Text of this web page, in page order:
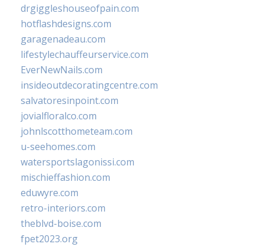
drgiggleshouseofpain.com
hotflashdesigns.com
garagenadeau.com
lifestylechauffeurservice.com
EverNewNails.com
insideoutdecoratingcentre.com
salvatoresinpoint.com
jovialfloralco.com
johnlscotthometeam.com
u-seehomes.com
watersportslagonissi.com
mischieffashion.com
eduwyre.com
retro-interiors.com
theblvd-boise.com
fpet2023.org